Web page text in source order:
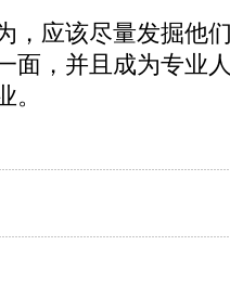
应该尽量发掘他
面，并且成为专业
。